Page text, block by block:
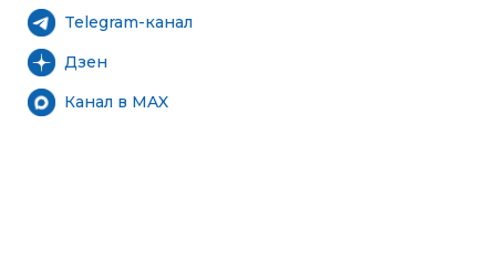
Telegram-канал
Дзен
Канал в MAX